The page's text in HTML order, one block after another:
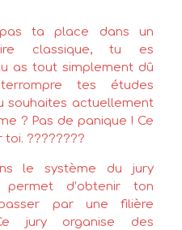
ta place dans un
classique, tu es
as tout simplement dû
tes études
souhaites actuellement
? Pas de panique ! Ce
????️????
le système du jury
d’obtenir ton
par une filière
jury organise des